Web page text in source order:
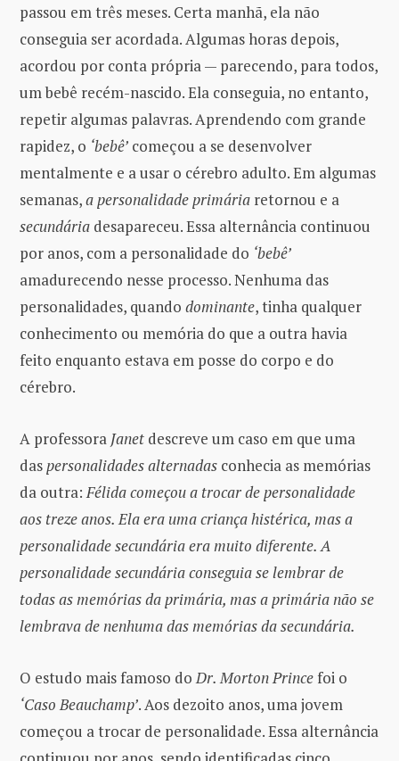
passou em três meses. Certa manhã, ela não
conseguia ser acordada. Algumas horas depois,
acordou por conta própria — parecendo, para todos,
um bebê recém-nascido. Ela conseguia, no entanto,
repetir algumas palavras. Aprendendo com grande
rapidez, o ‘bebê’ começou a se desenvolver
mentalmente e a usar o cérebro adulto. Em algumas
semanas,a personalidade primária retornou e a
secundária desapareceu. Essa alternância continuou
por anos, com a personalidade do ‘bebê’
amadurecendo nesse processo. Nenhuma das
personalidades, quando dominante, tinha qualquer
conhecimento ou memória do que a outra havia
feito enquanto estava em posse do corpo e do
cérebro.
A professora Janet descreve um caso em que uma
daspersonalidades alternadas conhecia as memórias
da outra:Félida começou a trocar de personalidade
aos treze anos. Ela era uma criança histérica, mas a
personalidade secundária era muito diferente. A
personalidade secundária conseguia se lembrar de
todas as memórias da primária, mas a primária não se
lembrava de nenhuma das memórias da secundária.
O estudo mais famoso doDr. Morton Princefoi o
‘Caso Beauchamp’. Aos dezoito anos, uma jovem
começou a trocar de personalidade. Essa alternância